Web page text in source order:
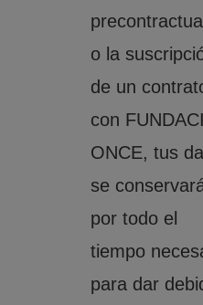
o la
de un
con
ONCE, tus
se
por todo el
tiempo
para dar